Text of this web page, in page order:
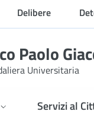
Delibere
Paolo
Universitaria
Servizi al